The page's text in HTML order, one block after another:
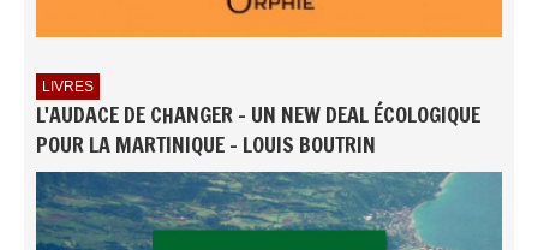
LIVRES
L'AUDACE DE CHANGER - UN NEW DEAL ÉCOLOGIQUE
POUR LA MARTINIQUE - LOUIS BOUTRIN